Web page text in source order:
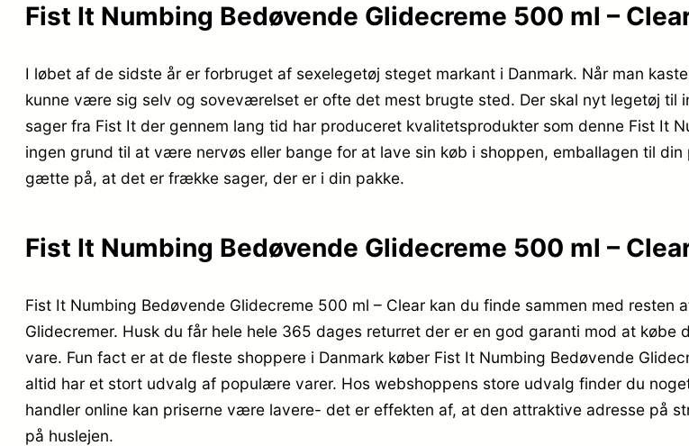
Fist It Numbing Bedøvende Glidecreme 500 ml –
I løbet af de sidste år er forbruget af sexelegetøj steget markant i Danmark. Når man
kunne være sig selv og soveværelset er ofte det mest brugte sted. Der skal nyt legetøj til
sager fra Fist It der gennem lang tid har produceret kvalitetsprodukter som denne Fist It
ingen grund til at være nervøs eller bange for at lave sin køb i shoppen, emballagen til
gætte på, at det er frække sager, der er i din pakke.
Fist It Numbing Bedøvende Glidecreme 500 ml –
Fist It Numbing Bedøvende Glidecreme 500 ml – Clear kan du finde sammen med
Glidecremer. Husk du får hele hele 365 dages returret der er en god garanti mod at
vare. Fun fact er at de fleste shoppere i Danmark køber Fist It Numbing Bedøvende
altid har et stort udvalg af populære varer. Hos webshoppens store udvalg finder du
handler online kan priserne være lavere- det er effekten af, at den attraktive adresse på
på huslejen.